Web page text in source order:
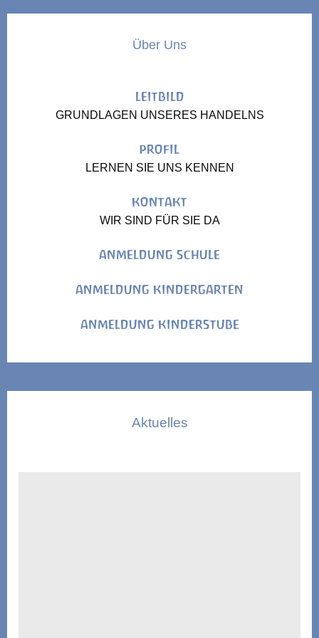
Über Uns
LEITBILD
GRUNDLAGEN UNSERES HANDELNS
PROFIL
LERNEN SIE UNS KENNEN
KONTAKT
WIR SIND FÜR SIE DA
ANMELDUNG SCHULE
ANMELDUNG KINDERGARTEN
ANMELDUNG KINDERSTUBE
Aktuelles